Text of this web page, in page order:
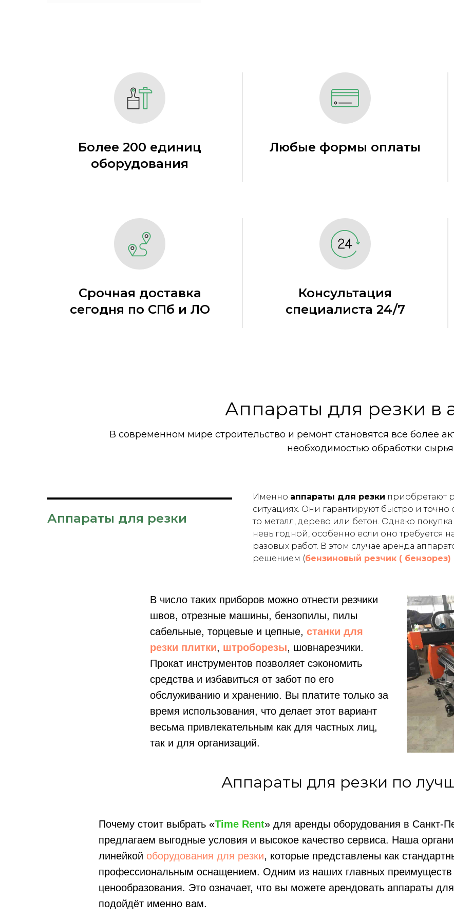
Более 200 единиц
оборудования
Любые формы оплаты
Срочная доставка
сегодня по СПб и ЛО
Консультация
специалиста 24/7
Аппараты для резки в
В современном мире строительство и ремонт становятся все более
необходимостью обработки сырья.
Аппараты для резки
Именно аппараты для резки приобретают
ситуациях. Они гарантируют быстро и
то металл, дерево или бетон. Однако
невыгодной, особенно если оно
разовых работ. В этом случае аренда
решением (бензиновый резчик (
В число таких приборов можно отнести резчики
швов, отрезные машины, бензопилы, пилы
сабельные, торцевые и цепные, станки для
резки плитки, штроборезы, шовнарезчики.
Прокат инструментов позволяет сэкономить
средства и избавиться от забот по его
обслуживанию и хранению. Вы платите только за
время использования, что делает этот вариант
весьма привлекательным как для частных лиц,
так и для организаций.
Аппараты для резки по
Почему стоит выбрать «Time Rent» для аренды оборудования в Санкт-
предлагаем выгодные условия и высокое качество сервиса. Наша
линейкой оборудования для резки, которые представлены как
профессиональным оснащением. Одним из наших главных преимуществ
ценообразования. Это означает, что вы можете арендовать аппараты
подойдёт именно вам.